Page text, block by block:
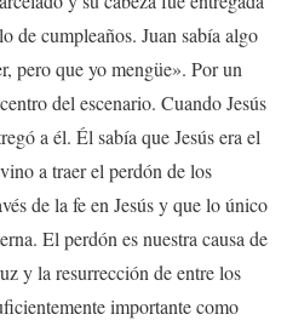
de cumpleaños. Juan sabía algo
pero que yo mengüe». Por un
del escenario. Cuando Jesús
a él. Él sabía que Jesús era el
a traer el perdón de los
de la fe en Jesús y que lo único
El perdón es nuestra causa de
y la resurrección de entre los
importante como